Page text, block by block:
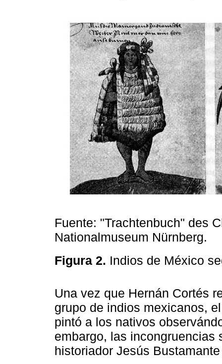
Fuente: "Trachtenbuch" des
Nationalmuseum Nürnberg.
Figura 2. Indios de México
Una vez que Hernán Cortés
grupo de indios mexicanos,
pintó a los nativos
embargo, las incongruencias
historiador Jesús